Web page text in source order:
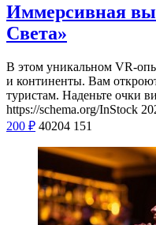
Иммерсивная
Света»
В этом уникальном VR-
и континенты. Вам
туристам. Наденьте очки
https://schema.org/InStock
200 ₽ 40204 151